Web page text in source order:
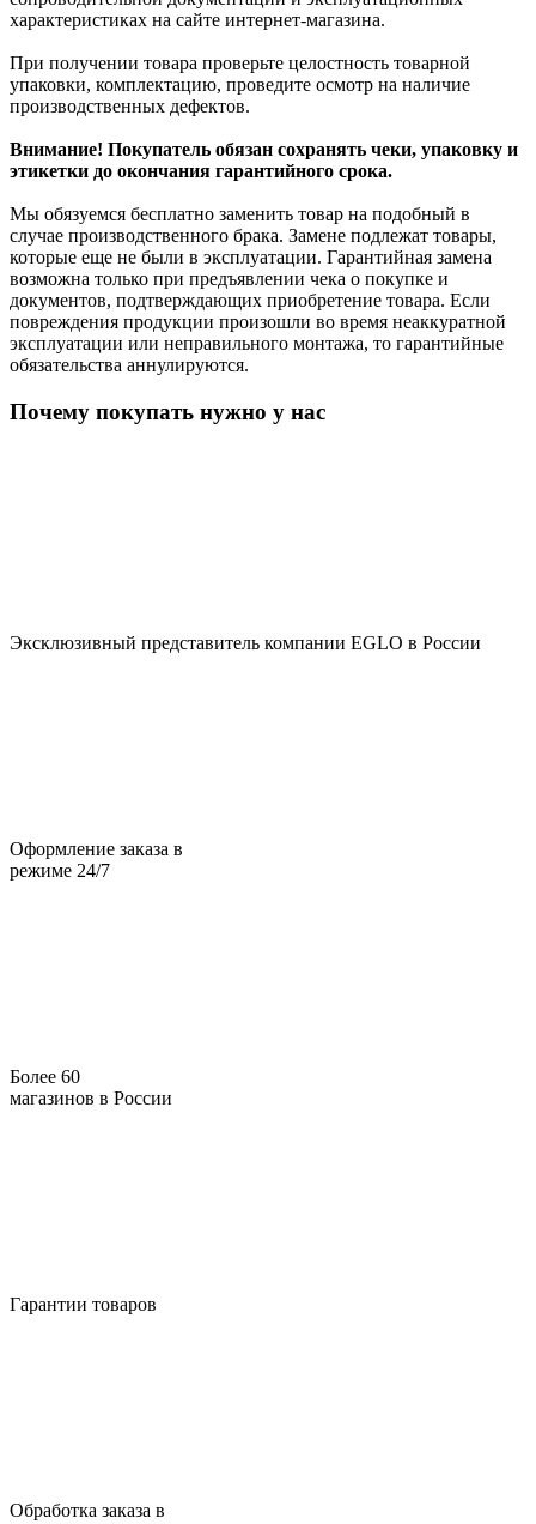
характеристиках на сайте интернет-магазина.
При получении товара проверьте целостность товарной
упаковки, комплектацию, проведите осмотр на наличие
производственных дефектов.
Внимание! Покупатель обязан сохранять чеки, упаковку и
этикетки до окончания гарантийного срока.
Мы обязуемся бесплатно заменить товар на подобный в
случае производственного брака. Замене подлежат товары,
которые еще не были в эксплуатации. Гарантийная замена
возможна только при предъявлении чека о покупке и
документов, подтверждающих приобретение товара. Если
повреждения продукции произошли во время неаккуратной
эксплуатации или неправильного монтажа, то гарантийные
обязательства аннулируются.
Почему покупать нужно у нас
Эксклюзивный представитель компании EGLO в России
Оформление заказа в
режиме 24/7
Более 60
магазинов в России
Гарантии товаров
Обработка заказа в